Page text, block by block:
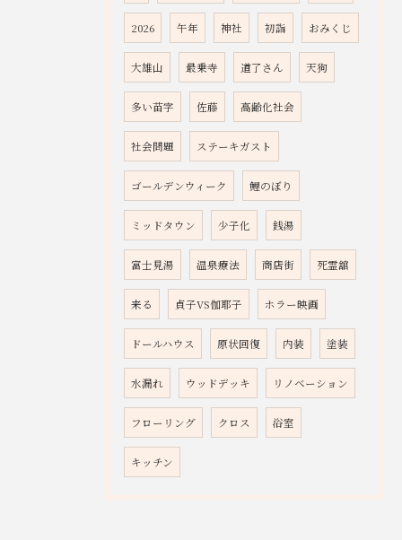
2026 午年 神社 初詣 おみくじ
大雄山 最乗寺 道了さん 天狗
多い苗字 佐藤 高齢化社会
社会問題 ステーキガスト
ゴールデンウィーク 鯉のぼり
ミッドタウン 少子化 銭湯
富士見湯 温泉療法 商店街 死霊舘
来る 貞子VS伽耶子 ホラー映画
ドールハウス 原状回復 内装 塗装
水漏れ ウッドデッキ リノベーション
フローリング クロス 浴室
キッチン